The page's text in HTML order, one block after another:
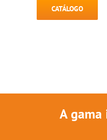
CATÁLOGO
A gama